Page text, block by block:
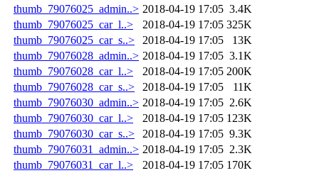
thumb_79076025_admin..> 2018-04-19 17:05 3.4K
thumb_79076025_car_l..>
2018-04-19 17:05 325K
thumb_79076025_car_s..>
2018-04-19 17:05
13K
thumb_79076028_admin..> 2018-04-19 17:05 3.1K
thumb_79076028_car_l..>
2018-04-19 17:05 200K
thumb_79076028_car_s..>
2018-04-19 17:05
11K
thumb_79076030_admin..> 2018-04-19 17:05 2.6K
thumb_79076030_car_l..>
2018-04-19 17:05 123K
thumb_79076030_car_s..>
2018-04-19 17:05 9.3K
thumb_79076031_admin..> 2018-04-19 17:05 2.3K
thumb_79076031_car_l..>
2018-04-19 17:05 170K